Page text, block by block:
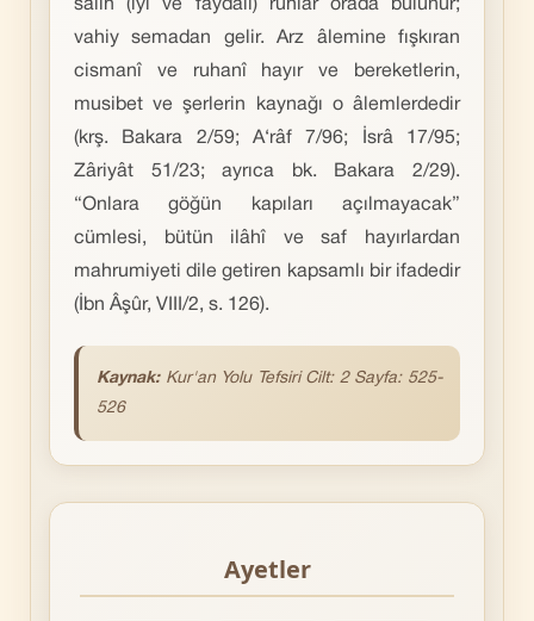
sâlih (iyi ve faydalı) ruhlar orada bulunur;
vahiy semadan gelir. Arz âlemine fışkıran
cismanî ve ruhanî hayır ve bereketlerin,
musibet ve şerlerin kaynağı o âlemlerdedir
(krş. Bakara 2/59; A‘râf 7/96; İsrâ 17/95;
Zâriyât 51/23; ayrıca bk. Bakara 2/29).
“Onlara göğün kapıları açılmayacak”
cümlesi, bütün ilâhî ve saf hayırlardan
mahrumiyeti dile getiren kapsamlı bir ifadedir
(İbn Âşûr, VIII/2, s. 126).
Kaynak: Kur'an Yolu Tefsiri Cilt: 2 Sayfa: 525-
526
Ayetler